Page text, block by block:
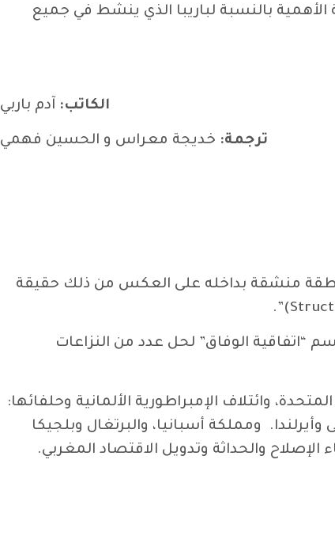
الأهمية بالنسبة لباريبا الذي ينشط في جميع
الكاتب: آدم باربي
ترجمة: خديجة معراس و الحسين فهمي
بمنطقة منشقة بداخله على العكس من ذلك حقيقة
يشار إليها عادة باسم “اتفاقية الوفاق” لحل عدد من النزاعات
المغرب، الذي امتد بين 16 يناير و 7 أبريل سنة1906 برعاية الولايات المتحدة، وائتلاف الإمبراطورية الألمانية وحلفائها:
ومملكة أسبانيا، والبرتغال وبلجيكا
والحداثة وتدويل الاقتصاد المغربي.